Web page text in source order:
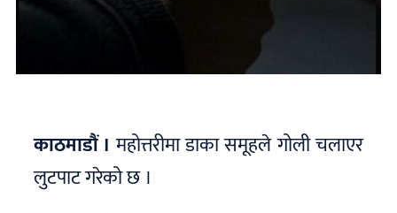
काठमाडौं । महोत्तरीमा डाका समूहले गोली चलाएर
लुटपाट गरेको छ ।